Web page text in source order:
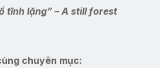
tĩnh lặng” – A still forest
chuyên mục: